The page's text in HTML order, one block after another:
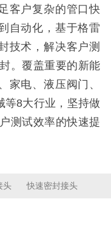
客户复杂的管口快
自动化，基于格雷
技术，解决客户测
。覆盖重要的新能
家电、液压阀门、
等8大行业，坚持做
测试效率的快速提
头 快速密封接头